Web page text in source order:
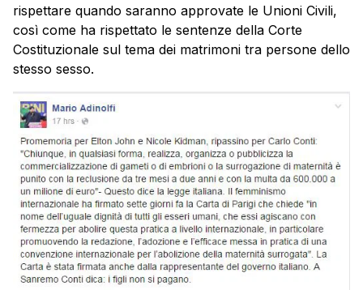
rispettare quando saranno approvate le Unioni Civili,
così come ha rispettato le sentenze della Corte
Costituzionale sul tema dei matrimoni tra persone dello
stesso sesso.